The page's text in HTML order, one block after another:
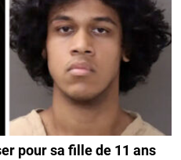
pour sa fille de 11 ans